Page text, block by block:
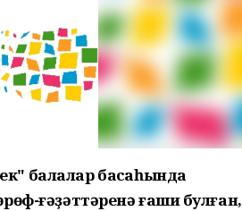
балалар баҡсаһында
ғәҙәттәренә ғашиҡ булған,